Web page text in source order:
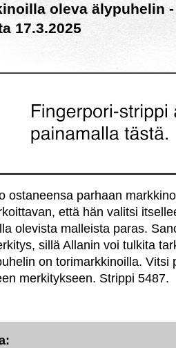
oleva älypuhelin
17.3.2025
ostaneensa parhaan
että hän valitsi
olevista malleista paras.
sillä Allanin voi tulkita
on torimarkkinoilla. Vitsi
merkitykseen. Strippi 5487.